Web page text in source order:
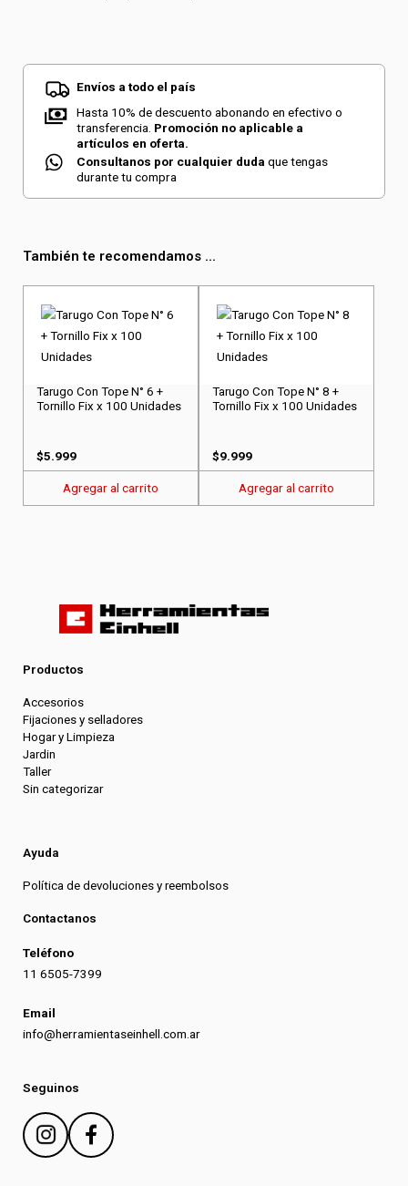
Envíos a todo el país
Hasta 10% de descuento abonando en efectivo o
transferencia. Promoción no aplicable a
artículos en oferta.
Consultanos por cualquier duda que tengas
durante tu compra
También te recomendamos ...
Tarugo Con Tope N° 6 +
Tornillo Fix x 100 Unidades
$5.999
Agregar al carrito
Tarugo Con Tope N° 8 +
Tornillo Fix x 100 Unidades
$9.999
Agregar al carrito
Productos
Accesorios
Fijaciones y selladores
Hogar y Limpieza
Jardin
Taller
Sin categorizar
Ayuda
Política de devoluciones y reembolsos
Contactanos
Teléfono
11 6505-7399
Email
info@herramientaseinhell.com.ar
Seguinos